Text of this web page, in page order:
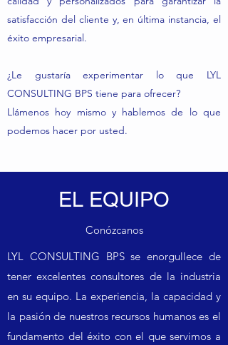
satisfacción del cliente y, en última instancia, el
éxito empresarial.
¿Le gustaría experimentar lo que LYL
CONSULTING BPS tiene para ofrecer?
Llámenos hoy mismo y hablemos de lo que
podemos hacer por usted.
EL EQUIPO
Conózcanos
LYL CONSULTING BPS se enorgullece de
tener excelentes consultores de la industria
en su equipo. La experiencia, la capacidad y
la pasión de nuestros recursos humanos es el
fundamento del éxito con el que servimos a